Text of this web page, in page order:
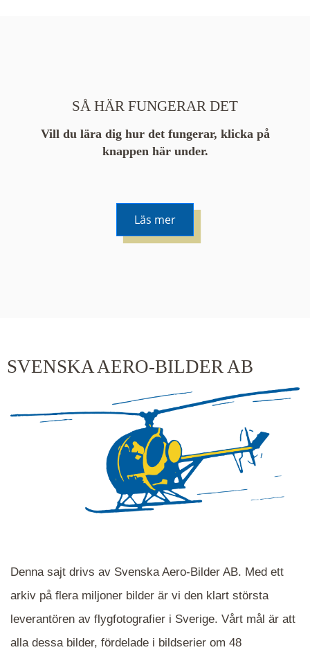
SÅ HÄR FUNGERAR DET
Vill du lära dig hur det fungerar, klicka på
knappen här under.
Läs mer
SVENSKA AERO-BILDER AB
Denna sajt drivs av Svenska Aero-Bilder AB. Med ett
arkiv på flera miljoner bilder är vi den klart största
leverantören av flygfotografier i Sverige. Vårt mål är att
alla dessa bilder, fördelade i bildserier om 48